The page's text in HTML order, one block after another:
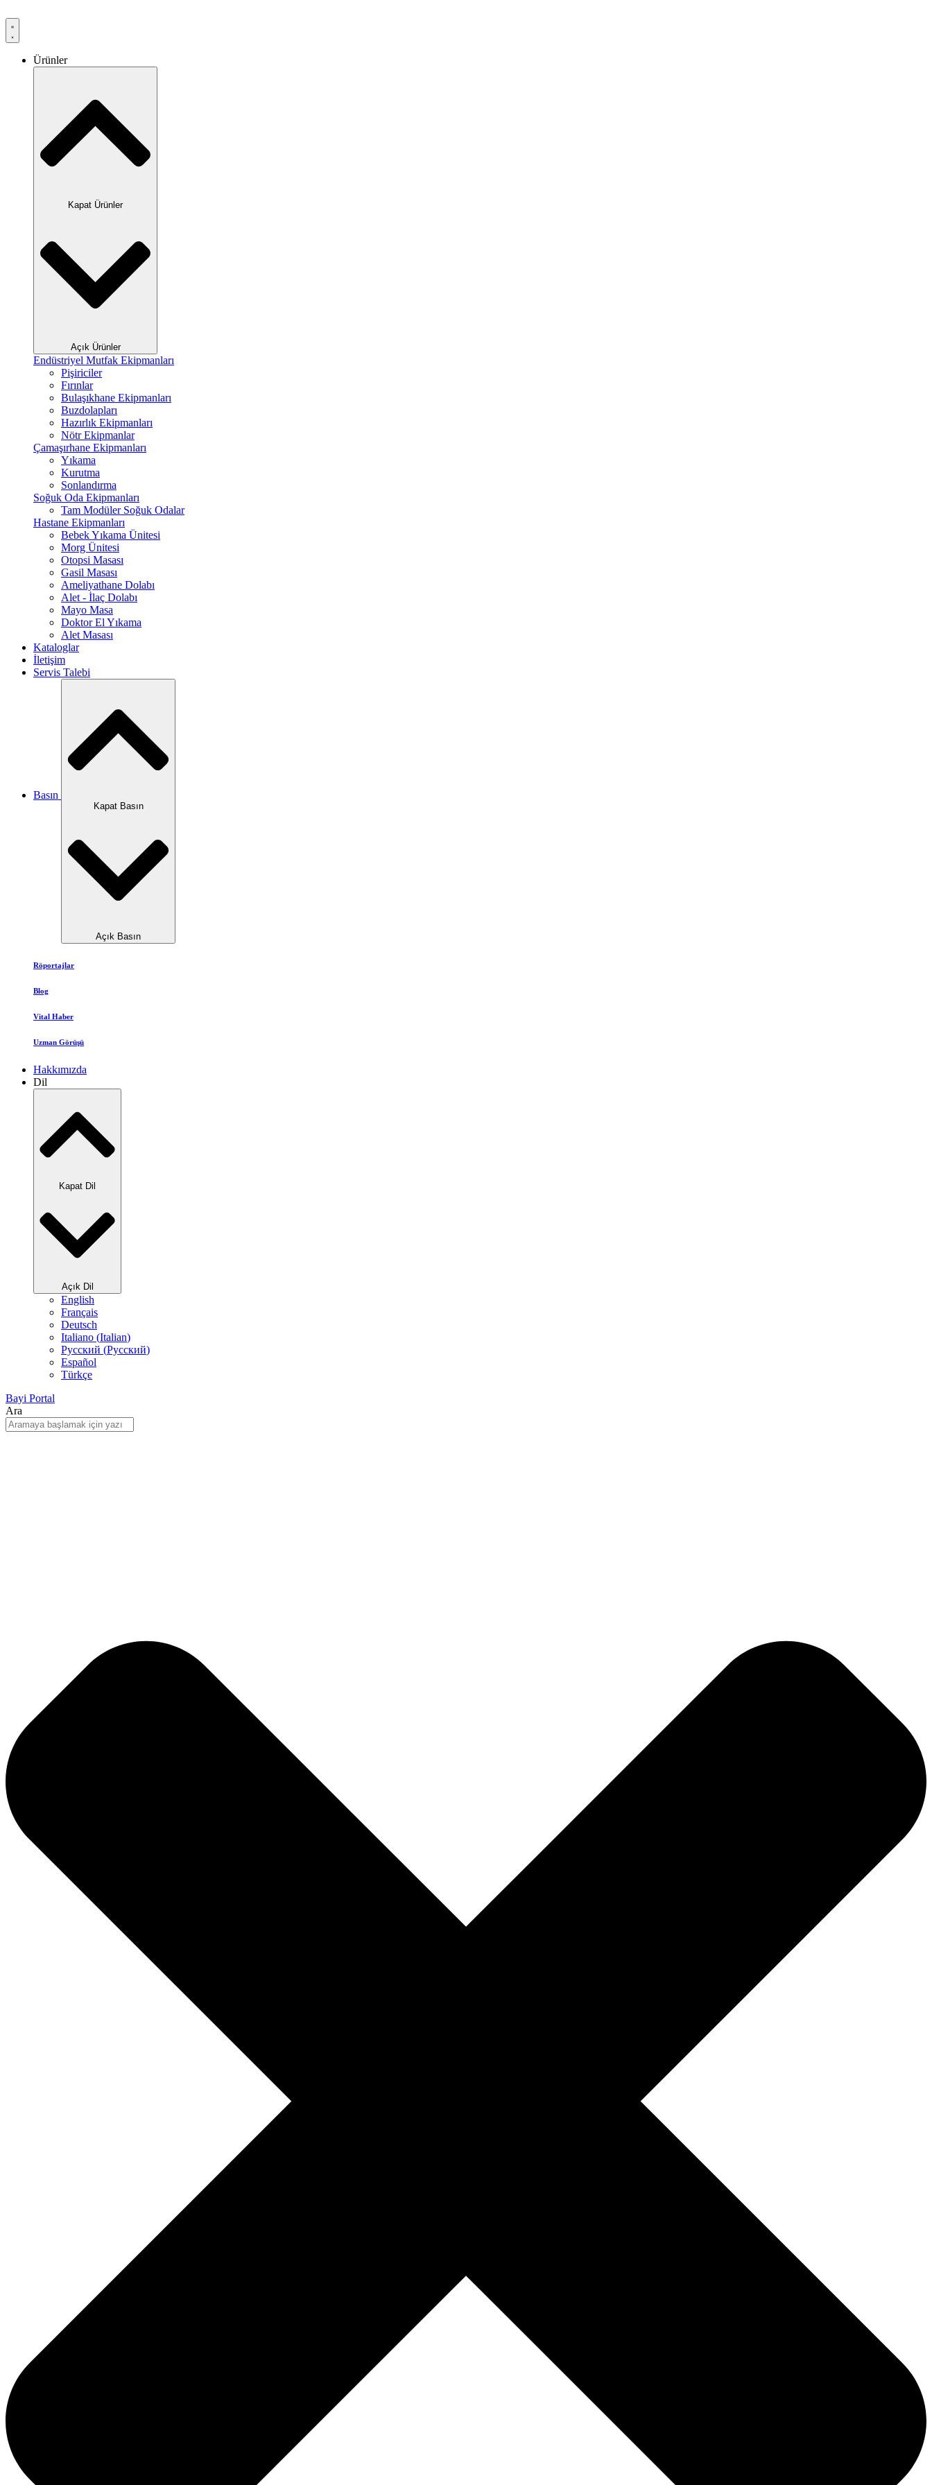
Ürünler
Kapat Ürünler
Açık Ürünler
Endüstriyel Mutfak Ekipmanları
Pişiriciler
Fırınlar
Bulaşıkhane Ekipmanları
Buzdolapları
Hazırlık Ekipmanları
Nötr Ekipmanlar
Çamaşırhane Ekipmanları
Yıkama
Kurutma
Sonlandırma
Soğuk Oda Ekipmanları
Tam Modüler Soğuk Odalar
Hastane Ekipmanları
Bebek Yıkama Ünitesi
Morg Ünitesi
Otopsi Masası
Gasil Masası
Ameliyathane Dolabı
Alet - İlaç Dolabı
Mayo Masa
Doktor El Yıkama
Alet Masası
Kataloglar
İletişim
Servis Talebi
Basın
Kapat Basın
Açık Basın
Röportajlar
Blog
Vital Haber
Uzman Görüşü
Hakkımızda
Dil
Kapat Dil
Açık Dil
English
Français
Deutsch
Italiano (Italian)
Русский (Pусский)
Español
Türkçe
Bayi Portal
Ara